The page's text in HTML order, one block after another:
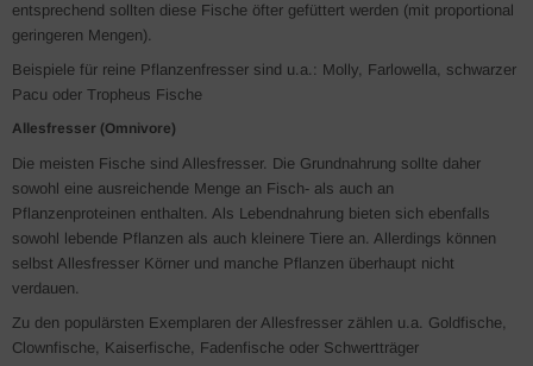
entsprechend sollten diese Fische öfter gefüttert werden (mit proportional
geringeren Mengen).
Beispiele für reine Pflanzenfresser sind u.a.: Molly, Farlowella, schwarzer
Pacu oder Tropheus Fische
Allesfresser (Omnivore)
Die meisten Fische sind Allesfresser. Die Grundnahrung sollte daher
sowohl eine ausreichende Menge an Fisch- als auch an
Pflanzenproteinen enthalten. Als Lebendnahrung bieten sich ebenfalls
sowohl lebende Pflanzen als auch kleinere Tiere an. Allerdings können
selbst Allesfresser Körner und manche Pflanzen überhaupt nicht
verdauen.
Zu den populärsten Exemplaren der Allesfresser zählen u.a. Goldfische,
Clownfische, Kaiserfische, Fadenfische oder Schwertträger